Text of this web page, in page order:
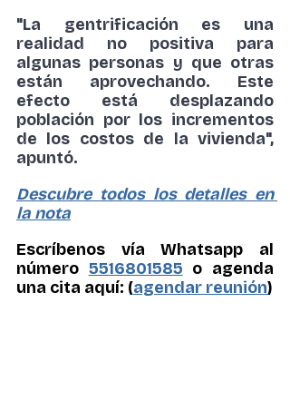
"La gentrificación es una
realidad no positiva para
algunas personas y que otras
están aprovechando. Este
efecto está desplazando
población por los incrementos
de los costos de la vivienda",
apuntó.
Descubre todos los detalles en
la nota
Escríbenos vía Whatsapp al
número 5516801585 o agenda
una cita aquí: (agendar reunión)